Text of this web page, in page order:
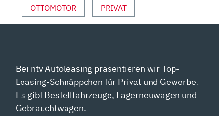
VON
YOUTUBE
OTTOMOTOR PRIVAT
Bei ntv Autoleasing präsentieren wir Top-
Leasing-Schnäppchen für Privat und Gewerbe.
Es gibt Bestellfahrzeuge, Lagerneuwagen und
Gebrauchtwagen.